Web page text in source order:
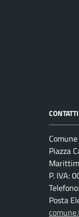
CONTATTI
Piazza
P. IVA:
Posta